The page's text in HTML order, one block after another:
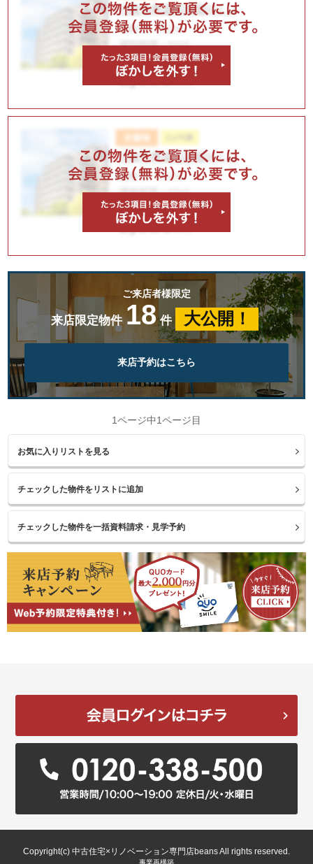
ご来店者様限定
来店限定物件 18 件 大公開！
来店予約はこちら
1ページ中1ページ目
お気に入りリストを見る
Copyright(c) 中古住宅×リノベーション専門店beans All rights reserved.
事業再構築